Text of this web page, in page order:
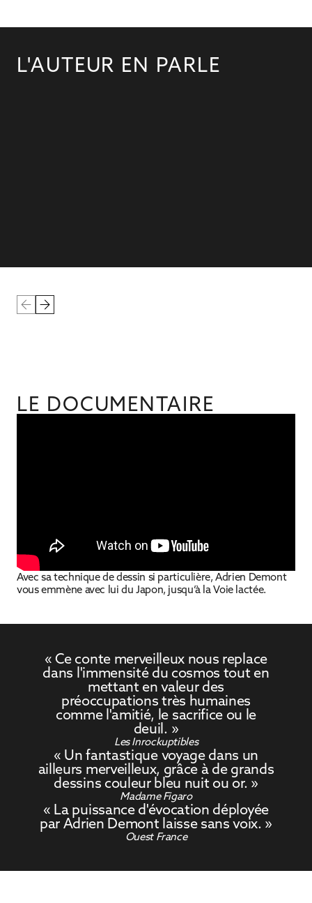
L'AUTEUR EN PARLE
LE DOCUMENTAIRE
Avec sa technique de dessin si particulière, Adrien Demont
vous emmène avec lui du Japon, jusqu’à la Voie lactée.
« Ce conte merveilleux nous replace
dans l'immensité du cosmos tout en
mettant en valeur des
préoccupations très humaines
comme l'amitié, le sacrifice ou le
deuil. »
Les Inrockuptibles
« Un fantastique voyage dans un
ailleurs merveilleux, grâce à de grands
dessins couleur bleu nuit ou or. »
Madame Figaro
« La puissance d'évocation déployée
par Adrien Demont laisse sans voix. »
Ouest France